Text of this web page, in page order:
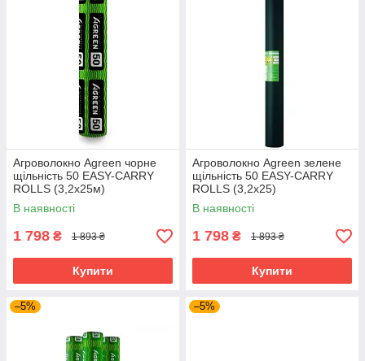
Агроволокно Agreen чорне
щільність 50 ЕASY-CARRY
ROLLS (3,2х25м)
В наявності
1 798 ₴ 1 893 ₴
Купити
Агроволокно Agreen зелене
щільність 50 ЕASY-CARRY
ROLLS (3,2х25)
В наявності
1 798 ₴ 1 893 ₴
Купити
–5% –5%